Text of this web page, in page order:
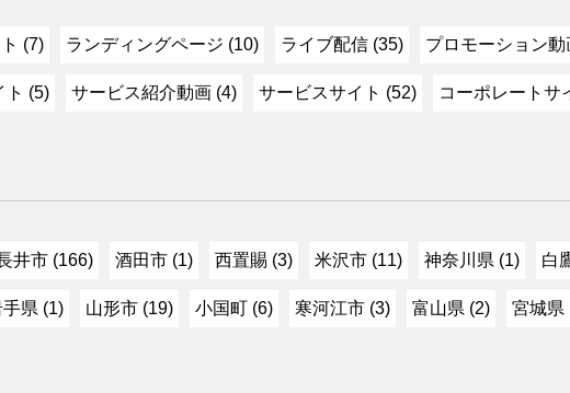
(7) ランディングページ (10) ライブ配信 (35) プロモーション動
ト (5) サービス紹介動画 (4) サービスサイト (52) コーポレートサ
井市 (166) 酒田市 (1) 西置賜 (3) 米沢市 (11) 神奈川県 (1) 白
県 (1) 山形市 (19) 小国町 (6) 寒河江市 (3) 富山県 (2) 宮城県